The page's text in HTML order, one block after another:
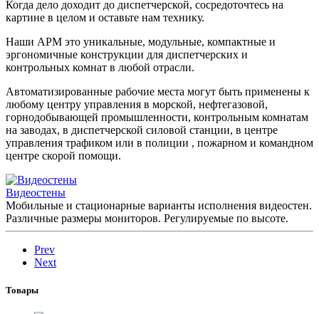
Когда дело доходит до диспетчерской, сосредоточтесь на
картине в целом и оставьте нам технику.
Наши АРМ это уникальные, модульные, компактные и
эргономичные конструкции для диспетчерских и
контрольных комнат в любой отрасли.
Автоматизированные рабочие места могут быть применены к
любому центру управления в морской, нефтегазовой,
горнодобывающей промышленности, контрольным комнатам
на заводах, в диспетчерской силовой станции, в центре
управления трафиком или в полиции , пожарном и командном
центре скорой помощи.
Видеостены
Мобильные и стационарные варианты исполнения видеостен.
Различные размеры мониторов. Регулируемые по высоте.
Prev
Next
Товары